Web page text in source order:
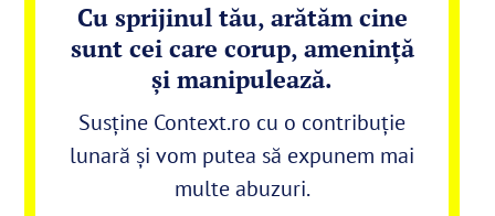
Cu sprijinul tău, arătăm cine
sunt cei care corup, amenință
și manipulează.
Susține Context.ro cu o contribuție
lunară și vom putea să expunem mai
multe abuzuri.